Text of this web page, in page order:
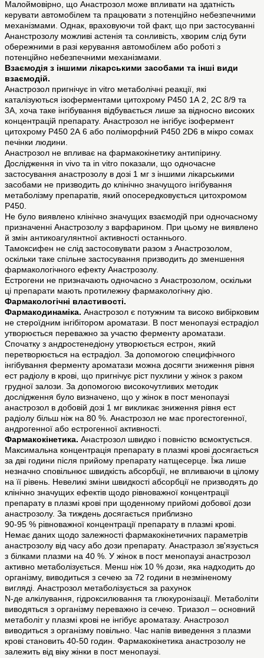
Малоймовірно, що Анастрозол може впливати на здатність
керувати автомобілем та працювати з потенційно небезпечними
механізмами. Однак, враховуючи той факт, що при застосуванні
Ананстрозолу можливі астенія та сонливість, хворим слід бути
обережними в разі керування автомобілем або роботі з
потенційно небезпечними механізмами.
Взаємодія з іншими лікарськими засобами та інші види
взаємодій.
Анастрозол пригнічує in vitro метаболічні реакції, які
каталізуються ізоферментами цитохрому Р450 1А 2, 2С 8/9 та
3А, хоча таке інгібування відбувається лише за відносно високих
концентрацій препарату. Анастрозол не інгібує ізофермент
цитохрому Р450 2А 6 або поліморфний Р450 2D6 в мікро сомах
печінки людини.
Анастрозол не впливає на фармакокінетику антипірину.
Дослідження in vivo та in vitro показали, що одночасне
застосування анастрозолу в дозі 1 мг з іншими лікарськими
засобами не призводить до клінічно значущого інгібування
метаболізму препаратів, який опосередковується цитохромом
Р450.
Не було виявлено клінічно значущих взаємодій при одночасному
призначенні Анастрозолу з варфарином. При цьому не виявлено
й змін антикоагулянтної активності останнього.
Тамоксифен не слід застосовувати разом з Анастрозолом,
оскільки таке спільне застосування призводить до зменшення
фармакологічного ефекту Анастрозолу.
Естрогени не призначають одночасно з Анастрозолом, оскільки
ці препарати мають протилежну фармакологічну дію.
Фармакологічні властивості.
Фармакодинаміка. Анастрозол є потужним та високо вибірковим
не стероїдним інгібітором ароматази. В пост менопаузі естрадіол
утворюється переважно за участю ферменту ароматази.
Спочатку з андростенедіону утворюється естрон, який
перетворюється на естрадіол. За допомогою специфічного
інгібування ферменту ароматази можна досягти зниження рівня
ест радіолу в крові, що пригнічує ріст пухлини у жінок з раком
грудної залози. За допомогою високочутливих методик
дослідження було визначено, що у жінок в пост менопаузі
анастрозол в добовій дозі 1 мг викликає зниження рівня ест
радіолу більш ніж на 80 %. Анастрозол не має прогестогенної,
андрогенної або естрогенної активності.
Фармакокінетика. Анастрозол швидко і повністю всмоктується.
Максимальна концентрація препарату в плазмі крові досягається
за дві години після прийому препарату натщесерце. Їжа лише
незначно сповільнює швидкість абсорбції, не впливаючи в цілому
на її рівень. Невеликі зміни швидкості абсорбції не призводять до
клінічно значущих ефектів щодо рівноважної концентрації
препарату в плазмі крові при щоденному прийомі добової дози
анастрозолу. За тиждень досягається приблизно
90-95 % рівноважної концентрації препарату в плазмі крові.
Немає даних щодо залежності фармакокінетичних параметрів
анастрозолу від часу або дози препарату. Анастразол зв'язується
з білками плазми на 40 %. У жінок в пост менопаузі анастрозол
активно метаболізується. Менш ніж 10 % дози, яка надходить до
організму, виводиться з сечею за 72 години в незміненому
вигляді. Анастрозол метаболізується за рахунок
N-де алкілування, гідроксилювання та глюкуронізації. Метаболіти
виводяться з організму переважно із сечею. Триазол – основний
метаболіт у плазмі крові не інгібує ароматазу. Анастрозол
виводиться з організму повільно. Час напів виведення з плазми
крові становить 40-50 годин. Фармакокінетика анастрозолу не
залежить від віку жінки в пост менопаузі.